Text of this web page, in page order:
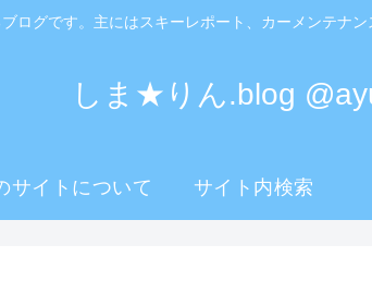
ログです。主にはスキーレポート、カーメンテナ
しま★りん.blog
サイトについて サイト内検索